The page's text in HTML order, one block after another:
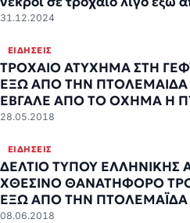
31.12.2024
ΕΙΔΉΣΕΙΣ
ΤΡΟΧΑΙΟ ΑΤΥΧΗΜΑ ΣΤΗ
ΕΞΩ ΑΠΟ ΤΗΝ
ΕΒΓΑΛΕ ΑΠΟ ΤΟ ΟΧΗΜΑ Η
28.05.2018
ΕΙΔΉΣΕΙΣ
ΔΕΛΤΙΟ ΤΥΠΟΥ ΕΛΛΗΝΙΚΗΣ
ΧΘΕΣΙΝΟ ΘΑΝΑΤΗΦΟΡΟ
ΕΞΩ ΑΠΟ ΤΗΝ ΠΤΟΛΕΜΑΪΔΑ
08.06.2018